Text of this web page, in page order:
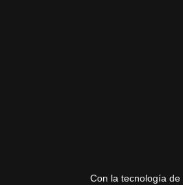
Con la tecnología de